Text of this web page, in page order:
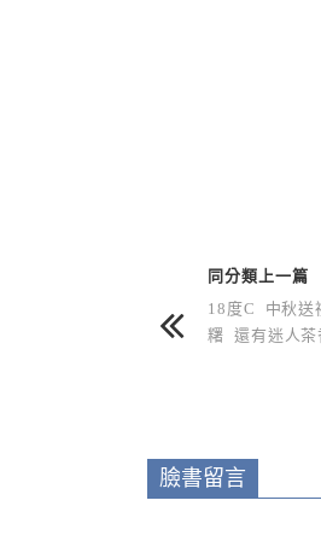
同分類上一篇
18度C 中秋送
糬 還有迷人
臉書留言